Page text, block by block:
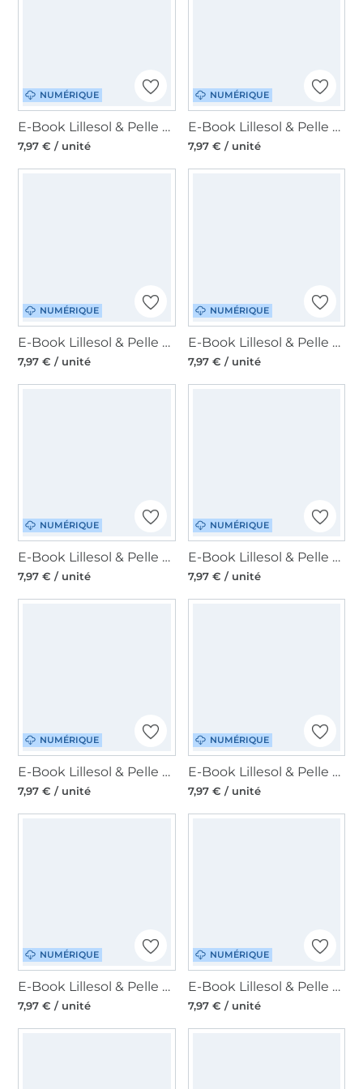
NUMÉRIQUE
E-Book Lillesol & Pelle Tunika Kleid Kids, en allemand
7,97 € / unité
NUMÉRIQUE
E-Book Lillesol & Pelle Jersey-Stufenrock Kids, en allemand
7,97 € / unité
NUMÉRIQUE
E-Book Lillesol & Pelle Freizeithose Kids, en allemand
7,97 € / unité
NUMÉRIQUE
E-Book Lillesol & Pelle Bademantel Kinder, en allemand
7,97 € / unité
NUMÉRIQUE
E-Book Lillesol & Pelle Knopfrock Kinder, en allemand
7,97 € / unité
NUMÉRIQUE
E-Book Lillesol & Pelle scoop necked Shirt, en allemand
7,97 € / unité
NUMÉRIQUE
E-Book Lillesol & Pelle Jersey-Skirt Woman, en allemand
7,97 € / unité
NUMÉRIQUE
E-Book Lillesol & Pelle Jersey-Skirt Kids, en allemand
7,97 € / unité
NUMÉRIQUE
E-Book Lillesol & Pelle Robe + Top Kids, en allemand
7,97 € / unité
NUMÉRIQUE
E-Book Lillesol & Pelle Fleece-Pullover Kids, en allemand
7,97 € / unité